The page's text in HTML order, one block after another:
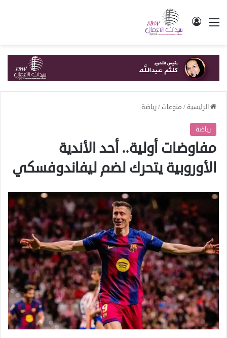
القائمة تسجيل الدخول
الرئيسية/ منوعات /رياضة
رياضة
مفاوضات أولية.. أحد الأندية
الأوروبية يتحرك لضم ليفاندوفسكي